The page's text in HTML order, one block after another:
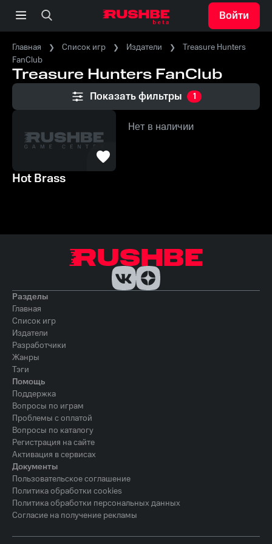
Войти
Главная Список игр Издатели
Treasure Hunters
FanClub
Treasure Hunters FanClub
Показать фильтры 1
Нет в наличии
Hot Brass
Разделы
Главная
Список игр
Издатели
Разработчики
Жанры
Тэги
Помощь
Поддержка
Вопросы по играм
Проблемы с оплатой
Вопросы по каталогу
Регистрация на сайте
Активация в сервисах
Документы
Пользовательское соглашение
Политика обработки cookies
Политика обработки персональных данных
Согласие на получение рекламы